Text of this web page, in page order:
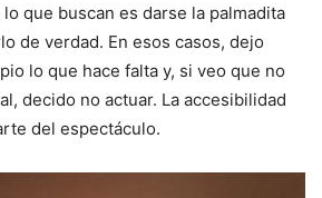
que buscan es darse la palmadita
de verdad. En esos casos, dejo
lo que hace falta y, si veo que no
decido no actuar. La accesibilidad
del espectáculo.